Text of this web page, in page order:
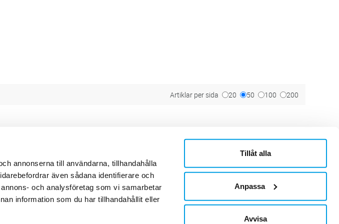
annonserna till användarna, tillhandahålla
även sådana identifierare och
och analysföretag som vi samarbetar
information som du har tillhandahållit eller
Tillåt alla
Anpassa
Avvisa
Artiklar per sida 20 50 100 200
Leverans- och betalningsvillkor
Elektronisk kommunikation
Produktväljare
Om Sonepar
Historik
Kontaktblad
Ledningsgrupp
Jobb & Karriär